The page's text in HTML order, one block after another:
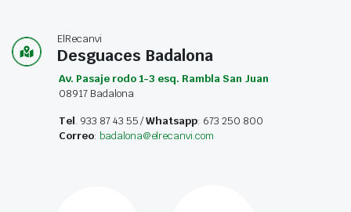
ElRecanvi
Desguaces Badalona
Av. Pasaje rodo 1-3 esq. Rambla San Juan
08917 Badalona
Tel. 933 87 43 55 /Whatsapp: 673 250 800
Correo: badalona@elrecanvi.com